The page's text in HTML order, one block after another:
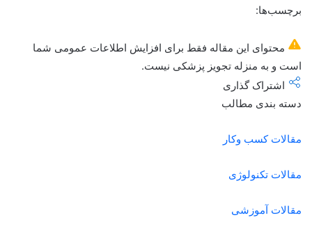
برچسب‌ها:
محتوای این مقاله فقط برای افزایش اطلاعات عمومی شما
است و به منزله تجویز پزشکی نیست.
اشتراک گذاری
دسته بندی مطالب
مقالات کسب وکار
مقالات تکنولوژی
مقالات آموزشی